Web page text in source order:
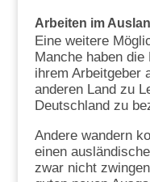
Arbeiten im
Eine weitere
Manche haben die
ihrem Arbeitgeber
anderen Land zu
Deutschland zu
Andere wandern
einen
zwar nicht